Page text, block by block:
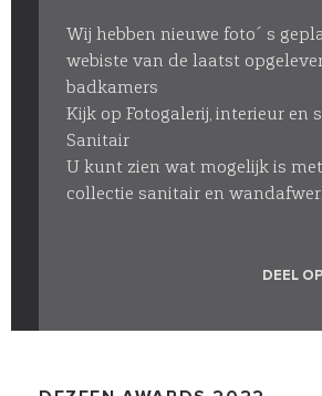
Wij hebben nieuwe foto´s
webiste van de laatst
badkamers
Kijk op Fotogalerij, interieur en
Sanitair
U kunt zien wat mogelijk is
collectie sanitair en
DEEL